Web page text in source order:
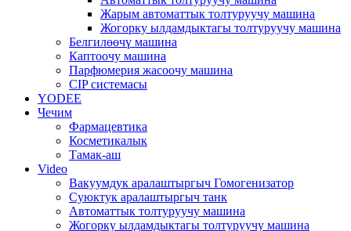
Жарым автоматтык толтуруучу машина
Жогорку ылдамдыктагы толтуруучу машина
Белгилөөчү машина
Каптоочу машина
Парфюмерия жасоочу машина
CIP системасы
YODEE
Чечим
Фармацевтика
Косметикалык
Тамак-аш
Video
Вакуумдук аралаштыргыч Гомогенизатор
Суюктук аралаштыргыч танк
Автоматтык толтуруучу машина
Жогорку ылдамдыктагы толтуруучу машина